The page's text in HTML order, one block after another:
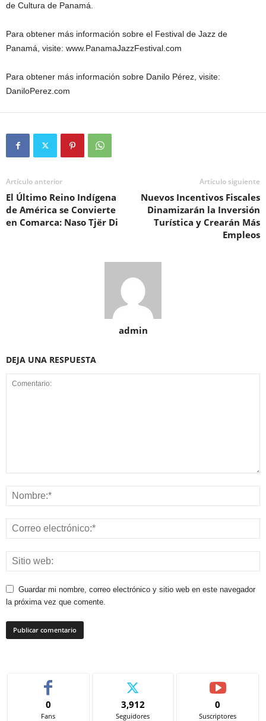
de Cultura de Panamá.
Para obtener más información sobre el Festival de Jazz de
Panamá, visite: www.PanamaJazzFestival.com
Para obtener más información sobre Danilo Pérez, visite:
DaniloPerez.com
Artículo anterior
El Último Reino Indígena
de América se Convierte
en Comarca: Naso Tjër Di
Artículo siguiente
Nuevos Incentivos Fiscales
Dinamizarán la Inversión
Turística y Crearán Más
Empleos
admin
DEJA UNA RESPUESTA
Guardar mi nombre, correo electrónico y sitio web en este navegador
la próxima vez que comente.
0
Fans
3,912
Seguidores
0
Suscriptores